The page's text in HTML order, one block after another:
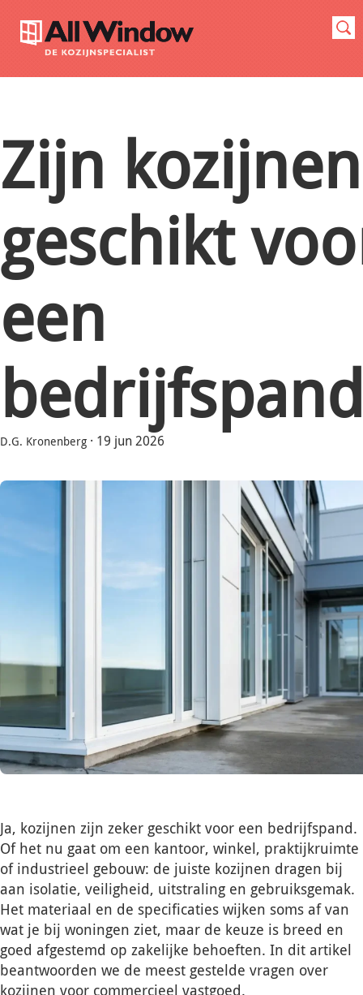
Zijn kozijnen
geschikt
een
D.G. Kronenberg · 19 jun 2026
Ja, kozijnen zijn zeker geschikt voor een bedrijfspand.
Of het nu gaat om een kantoor, winkel, praktijkruimte
of industrieel gebouw: de juiste kozijnen dragen bij
aan isolatie, veiligheid, uitstraling en gebruiksgemak.
Het materiaal en de specificaties wijken soms af van
wat je bij woningen ziet, maar de keuze is breed en
goed afgestemd op zakelijke behoeften. In dit artikel
beantwoorden we de meest gestelde vragen over
kozijnen voor commercieel vastgoed.